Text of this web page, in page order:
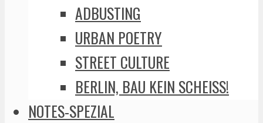
ADBUSTING
URBAN POETRY
STREET CULTURE
BERLIN, BAU KEIN SCHEISS!
NOTES-SPEZIAL